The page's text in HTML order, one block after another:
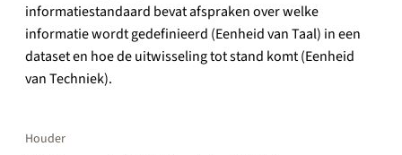
informatiestandaard bevat afspraken over welke
informatie wordt gedefinieerd (Eenheid van Taal) in een
dataset en hoe de uitwisseling tot stand komt (Eenheid
van Techniek).
Houder